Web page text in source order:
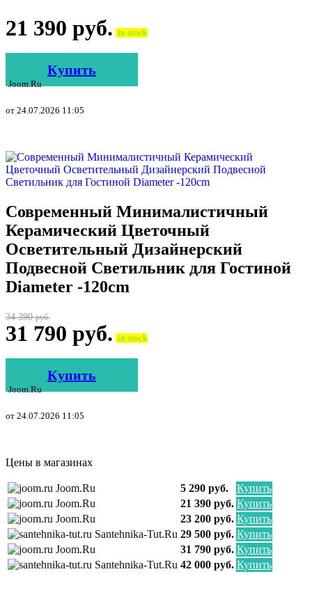
21 390 руб. in stock
Купить
Joom.ru
от 24.07.2026 11:05
Современный Минималистичный
Керамический Цветочный
Осветительный Дизайнерский
Подвесной Светильник для Гостиной
Diameter -120cm
34 390руб.
31 790 руб. in stock
Купить
Joom.ru
от 24.07.2026 11:05
Цены в магазинах
Joom.ru 5 290 руб.
Купить
Joom.ru
21 390 руб. Купить
Joom.ru
23 200 руб. Купить
Santehnika-Tut.ru 29 500 руб. Купить
Joom.ru
31 790 руб. Купить
Santehnika-Tut.ru 42 000 руб. Купить